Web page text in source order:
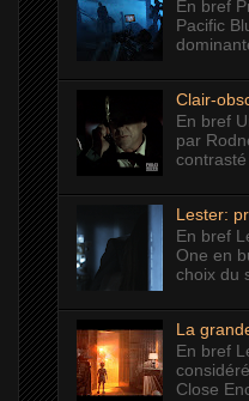
En bref
Pacific
Clair-
En bref
par
Lester:
En bref
One en
choix du
La
En bref
Close